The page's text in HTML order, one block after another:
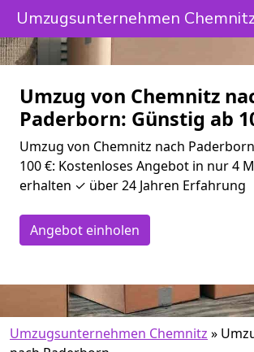
Umzugsunternehmen
Umzug von Chemnitz
Paderborn: Günstig ab
Umzug von Chemnitz nach
100 €: Kostenloses Angebot in nur 4
erhalten ✓ über 24 Jahren Erfahrung
Angebot einholen
Umzugsunternehmen Chemnitz »